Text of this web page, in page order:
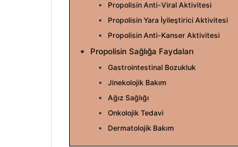
Propolisin Anti-Viral Aktivitesi
Propolisin Yara İyileştirici Aktivitesi
Propolisin Anti-Kanser Aktivitesi
Propolisin Sağlığa Faydaları
Gastrointestinal Bozukluk
Jinekolojik Bakım
Ağız Sağlığı
Onkolojik Tedavi
Dermatolojik Bakım